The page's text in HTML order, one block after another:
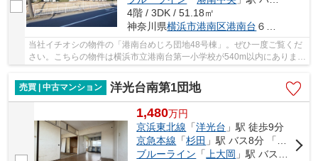
4階 / 3DK / 51.18㎡
神奈川県横浜市港南区港南台 ６丁目１－４８
当社イチオシの物件の「港南台めじろ団地48号棟」。ぜひ一度ご覧くだ
さい。こちらの物件は横浜市立港南台第一小学校が540m以内にありま
売買 | 中古マンション
洋光台南第1団地
1,480万円
京浜東北線 「洋光台 」駅 徒歩9分
京急本線 「杉田 」駅 バス8分 「洋光台駅前」 停歩6分
ブルーライン 「上大岡 」駅 バス22分 「洋光台駅前」 停歩6分